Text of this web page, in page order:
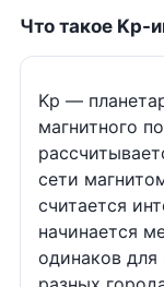
Что такое Kp-
Kp —
магнитного
сети
считается
начинается
одинаков